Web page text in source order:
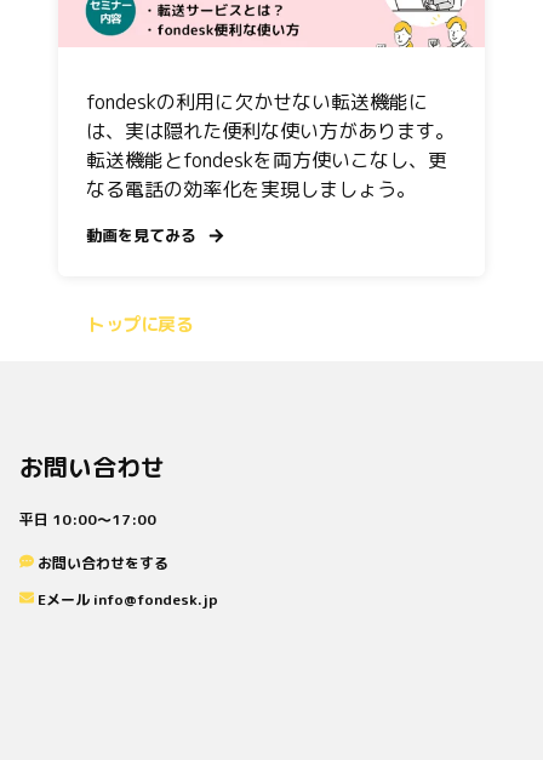
fondeskの利用に欠かせない転送機能に
は、実は隠れた便利な使い方があります。
転送機能とfondeskを両方使いこなし、更
なる電話の効率化を実現しましょう。
動画を見てみる
トップに戻る
お問い合わせ
平日 10:00〜17:00
お問い合わせをする
Eメール info@fondesk.jp